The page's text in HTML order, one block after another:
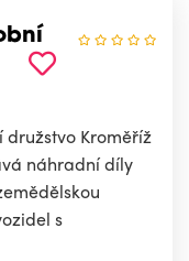
družstvo Kroměříž
náhradní díly
s